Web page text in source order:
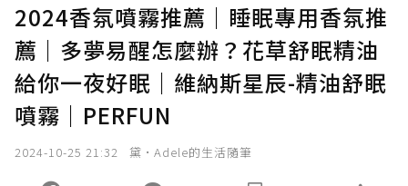
2024香氛噴霧推薦｜睡眠專用香氛推
薦｜多夢易醒怎麼辦？花草舒眠精油
給你一夜好眠｜維納斯星辰-精油舒眠
噴霧｜PERFUN
2024-10-25 21:32 黛•Adele的生活隨筆